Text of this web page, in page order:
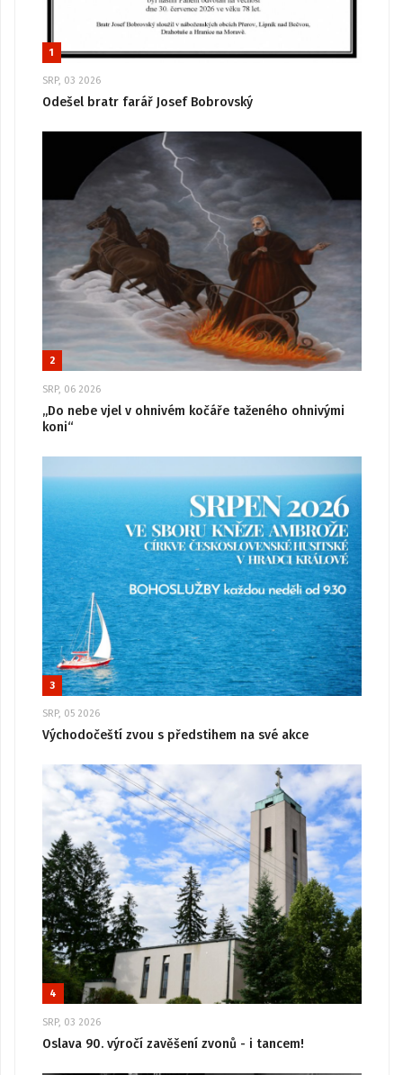
1
SRP, 03 2026
Odešel bratr farář Josef Bobrovský
2
SRP, 06 2026
„Do nebe vjel v ohnivém kočáře taženého ohnivými
koni“
3
SRP, 05 2026
Východočeští zvou s předstihem na své akce
4
SRP, 03 2026
Oslava 90. výročí zavěšení zvonů - i tancem!